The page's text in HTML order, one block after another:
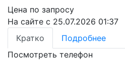
Цена по запросу
На сайте с 25.07.2026 01:37
Кратко
Подробнее
Посмотреть телефон